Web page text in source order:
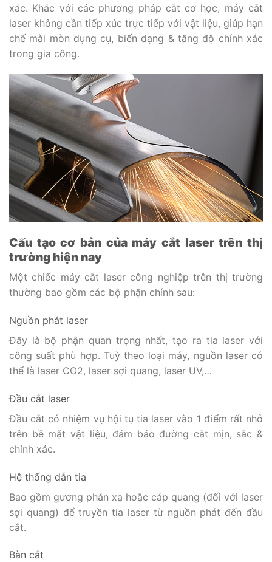
xác. Khác với các phương pháp cắt cơ học, máy cắt
laser không cần tiếp xúc trực tiếp với vật liệu, giúp hạn
chế mài mòn dụng cụ, biến dạng & tăng độ chính xác
trong gia công.
Cấu tạo cơ bản của máy cắt laser trên thị
trường hiện nay
Một chiếc máy cắt laser công nghiệp trên thị trường
thường bao gồm các bộ phận chính sau:
Nguồn phát laser
Đây là bộ phận quan trọng nhất, tạo ra tia laser với
công suất phù hợp. Tuỳ theo loại máy, nguồn laser có
thể là laser CO2, laser sợi quang, laser UV,…
Đầu cắt laser
Đầu cắt có nhiệm vụ hội tụ tia laser vào 1 điểm rất nhỏ
trên bề mặt vật liệu, đảm bảo đường cắt mịn, sắc &
chính xác.
Hệ thống dẫn tia
Bao gồm gương phản xạ hoặc cáp quang (đối với laser
sợi quang) để truyền tia laser từ nguồn phát đến đầu
cắt.
Bàn cắt